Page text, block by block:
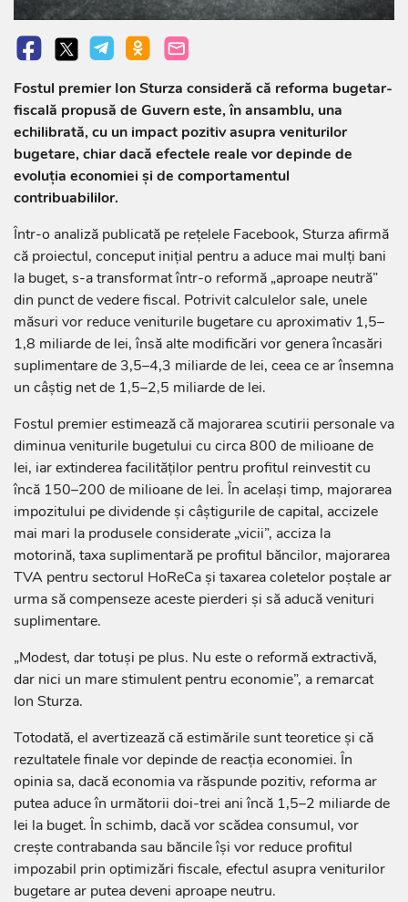
Fostul premier Ion Sturza consideră că reforma bugetar-
fiscală propusă de Guvern este, în ansamblu, una
echilibrată, cu un impact pozitiv asupra veniturilor
bugetare, chiar dacă efectele reale vor depinde de
evoluția economiei și de comportamentul
contribuabililor.
Într-o analiză publicată pe rețelele Facebook, Sturza afirmă
că proiectul, conceput inițial pentru a aduce mai mulți bani
la buget, s-a transformat într-o reformă „aproape neutră”
din punct de vedere fiscal. Potrivit calculelor sale, unele
măsuri vor reduce veniturile bugetare cu aproximativ 1,5–
1,8 miliarde de lei, însă alte modificări vor genera încasări
suplimentare de 3,5–4,3 miliarde de lei, ceea ce ar însemna
un câștig net de 1,5–2,5 miliarde de lei.
Fostul premier estimează că majorarea scutirii personale va
diminua veniturile bugetului cu circa 800 de milioane de
lei, iar extinderea facilităților pentru profitul reinvestit cu
încă 150–200 de milioane de lei. În același timp, majorarea
impozitului pe dividende și câștigurile de capital, accizele
mai mari la produsele considerate „vicii”, acciza la
motorină, taxa suplimentară pe profitul băncilor, majorarea
TVA pentru sectorul HoReCa și taxarea coletelor poștale ar
urma să compenseze aceste pierderi și să aducă venituri
suplimentare.
„Modest, dar totuși pe plus. Nu este o reformă extractivă,
dar nici un mare stimulent pentru economie”, a remarcat
Ion Sturza.
Totodată, el avertizează că estimările sunt teoretice și că
rezultatele finale vor depinde de reacția economiei. În
opinia sa, dacă economia va răspunde pozitiv, reforma ar
putea aduce în următorii doi-trei ani încă 1,5–2 miliarde de
lei la buget. În schimb, dacă vor scădea consumul, vor
crește contrabanda sau băncile își vor reduce profitul
impozabil prin optimizări fiscale, efectul asupra veniturilor
bugetare ar putea deveni aproape neutru.